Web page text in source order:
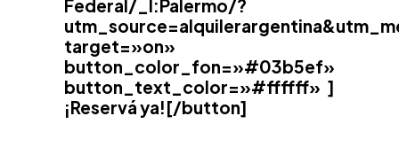
Federal/_I:Palermo/?
target=»on»
button_color_fon=»#03b5ef»
button_text_color=»#ffffff» ]
¡Reservá ya![/button]